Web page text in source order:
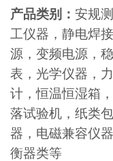
产品类别：安规
工仪器，静电焊
源，变频电源，
表，光学仪器，
计，恒温恒湿箱
落试验机，纸类
器，电磁兼容仪
衡器类等